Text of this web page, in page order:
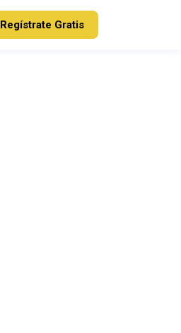
Regístrate Gratis